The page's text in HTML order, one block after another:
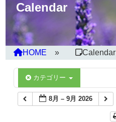
Calendar
HOME Calendar
カテゴリー
8月 – 9月 2026